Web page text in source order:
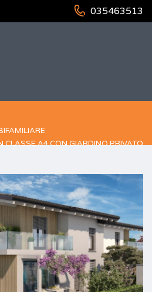
035463513
CLASSE A4 CON GIARDINO PRIVATO